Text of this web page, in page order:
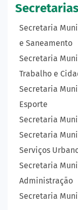
Secretarias
Secretaria
e Saneamento
Secretaria
Trabalho e
Secretaria
Esporte
Secretaria
Secretaria
Serviços
Secretaria
Administração
Secretaria